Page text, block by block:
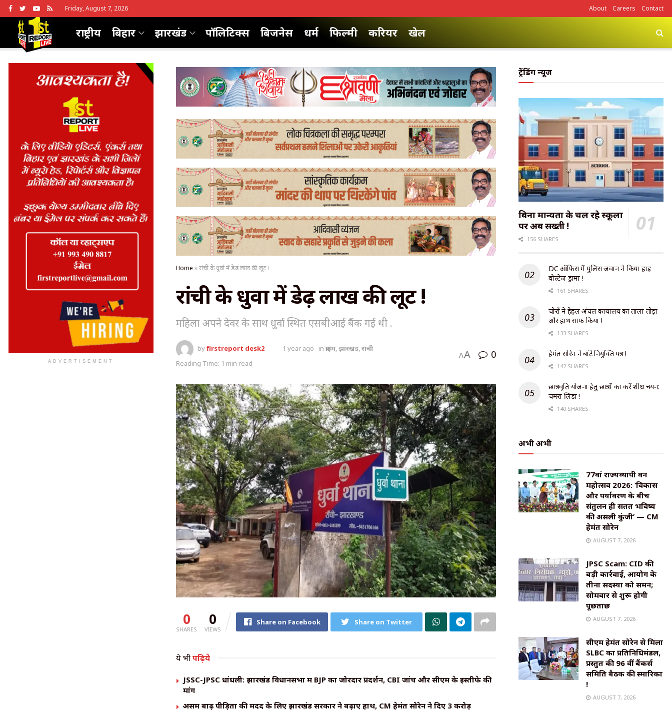
Friday, August 7, 2026 About Careers Contact
राष्ट्रीय बिहार झारखंड पॉलिटिक्स बिजनेस धर्म फिल्मी करियर खेल
Home »रांची के धुर्वा में डेढ़ लाख की लूट !
रांची के धुर्वा में डेढ़ लाख की लूट !
महिला अपने देवर के साथ धुर्वा स्थित एसबीआई बैंक गई थी .
byfirstreport desk2 1 year ago in क्राइम,झारखंड,रांची
Reading Time: 1 min read
AA 0
0
SHARES
0
VIEWS
Share on Facebook Share on Twitter
ये भीपढ़िये
JSSC-JPSC धांधली: झारखंड विधानसभा में BJP का जोरदार प्रदर्शन, CBI जांच और सीएम के इस्तीफे की
मांग
असम बाढ़ पीड़ितों की मदद के लिए झारखंड सरकार ने बढ़ाए हाथ, CM हेमंत सोरेन ने दिए ₹3 करोड़
ADVERTISEMENT
ट्रेंडिंग न्यूज
बिना मान्यता के चल रहे स्कूलों
पर अब सख्ती !
156 SHARES
DC ऑफिस में पुलिस जवान ने किया हाई
वोल्टेज ड्रामा !
161 SHARES
चोरों ने हेहल अंचल कार्यालय का ताला तोड़ा
और हाथ साफ किया !
133 SHARES
हेमंत सोरेन ने बांटे नियुक्ति पत्र !
142 SHARES
छात्रवृति योजना हेतु छात्रों का करें शीघ्र चयन:
चमरा लिंडा !
140 SHARES
अभी अभी
77वां राज्यव्यापी वन
महोत्सव 2026: ‘विकास
और पर्यावरण के बीच
संतुलन ही सतत भविष्य
की असली कुंजी’ — CM
हेमंत सोरेन
AUGUST 7, 2026
JPSC Scam: CID की
बड़ी कार्रवाई, आयोग के
तीनों सदस्यों को समन;
सोमवार से शुरू होगी
पूछताछ
AUGUST 7, 2026
सीएम हेमंत सोरेन से मिला
SLBC का प्रतिनिधिमंडल,
प्रस्तुत की 96 वीं बैंकर्स
समिति बैठक की स्मारिका
!
AUGUST 7, 2026